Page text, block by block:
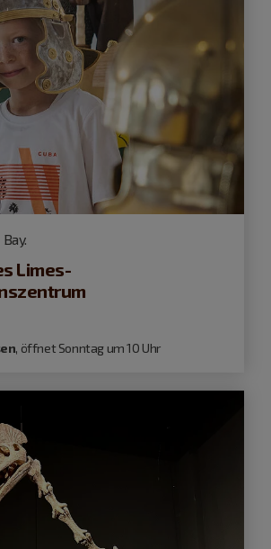
Limes-
, öffnet Sonntag um 10 Uhr